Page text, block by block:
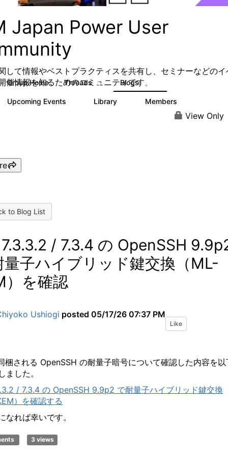
Japan Power User
して情報やベストプラクティスを共有し、セミナーなどのイ
催情報を知るためのコミュニティです。
Group Home Threads 5 Blogs 236
Upcoming Events Library Members
View Only
to Blog List
/ 7.3.4 の OpenSSH
量子ハイブリッド鍵交換（ML-
）を確認
Ushiogi posted 05/17/26 07:37 PM
Like
梱される OpenSSH の耐量子暗号について確認した内容を以
ました。
/ 7.3.4 の OpenSSH 9.9p2 で耐量子ハイブリッド鍵交換
）を確認する
なれば幸いです。
3 views